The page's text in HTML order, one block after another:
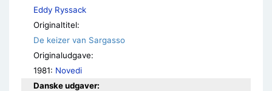
Eddy Ryssack
Originaltitel:
De keizer van Sargasso
Originaludgave:
1981: Novedi
Danske udgaver: